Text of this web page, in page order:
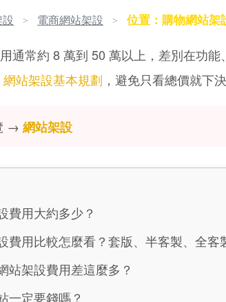
＞ 電商網站架設 ＞ 位置：購物網站架
通常約 8 萬到 50 萬以上，差別在功能
網站架設基本規劃 ，避免只看總價就下決
→ 網站架設
費用大約多少？
費用比較怎麼看？套版、半客製、全客
站架設費用差這麼多？
一定要錢嗎？